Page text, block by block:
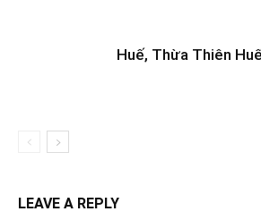
Huế, Thừa Thiên
LEAVE A REPLY